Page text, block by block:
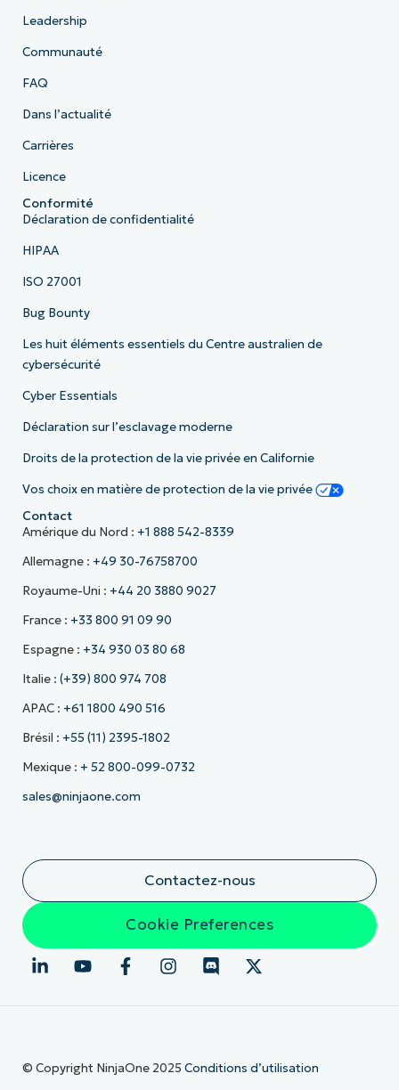
Leadership
Communauté
FAQ
Dans l’actualité
Carrières
Licence
Conformité
Déclaration de confidentialité
HIPAA
ISO 27001
Bug Bounty
Les huit éléments essentiels du Centre australien de
cybersécurité
Cyber Essentials
Déclaration sur l’esclavage moderne
Droits de la protection de la vie privée en Californie
Vos choix en matière de protection de la vie privée
Contact
Amérique du Nord : +1 888 542-8339
Allemagne : +49 30-76758700
Royaume-Uni : +44 20 3880 9027
France : +33 800 91 09 90
Espagne : +34 930 03 80 68
Italie : (+39) 800 974 708
APAC : +61 1800 490 516
Brésil : +55 (11) 2395-1802
Mexique : + 52 800-099-0732
sales@ninjaone.com
Contactez-nous
Cookie Preferences
© Copyright NinjaOne 2025 Conditions d’utilisation